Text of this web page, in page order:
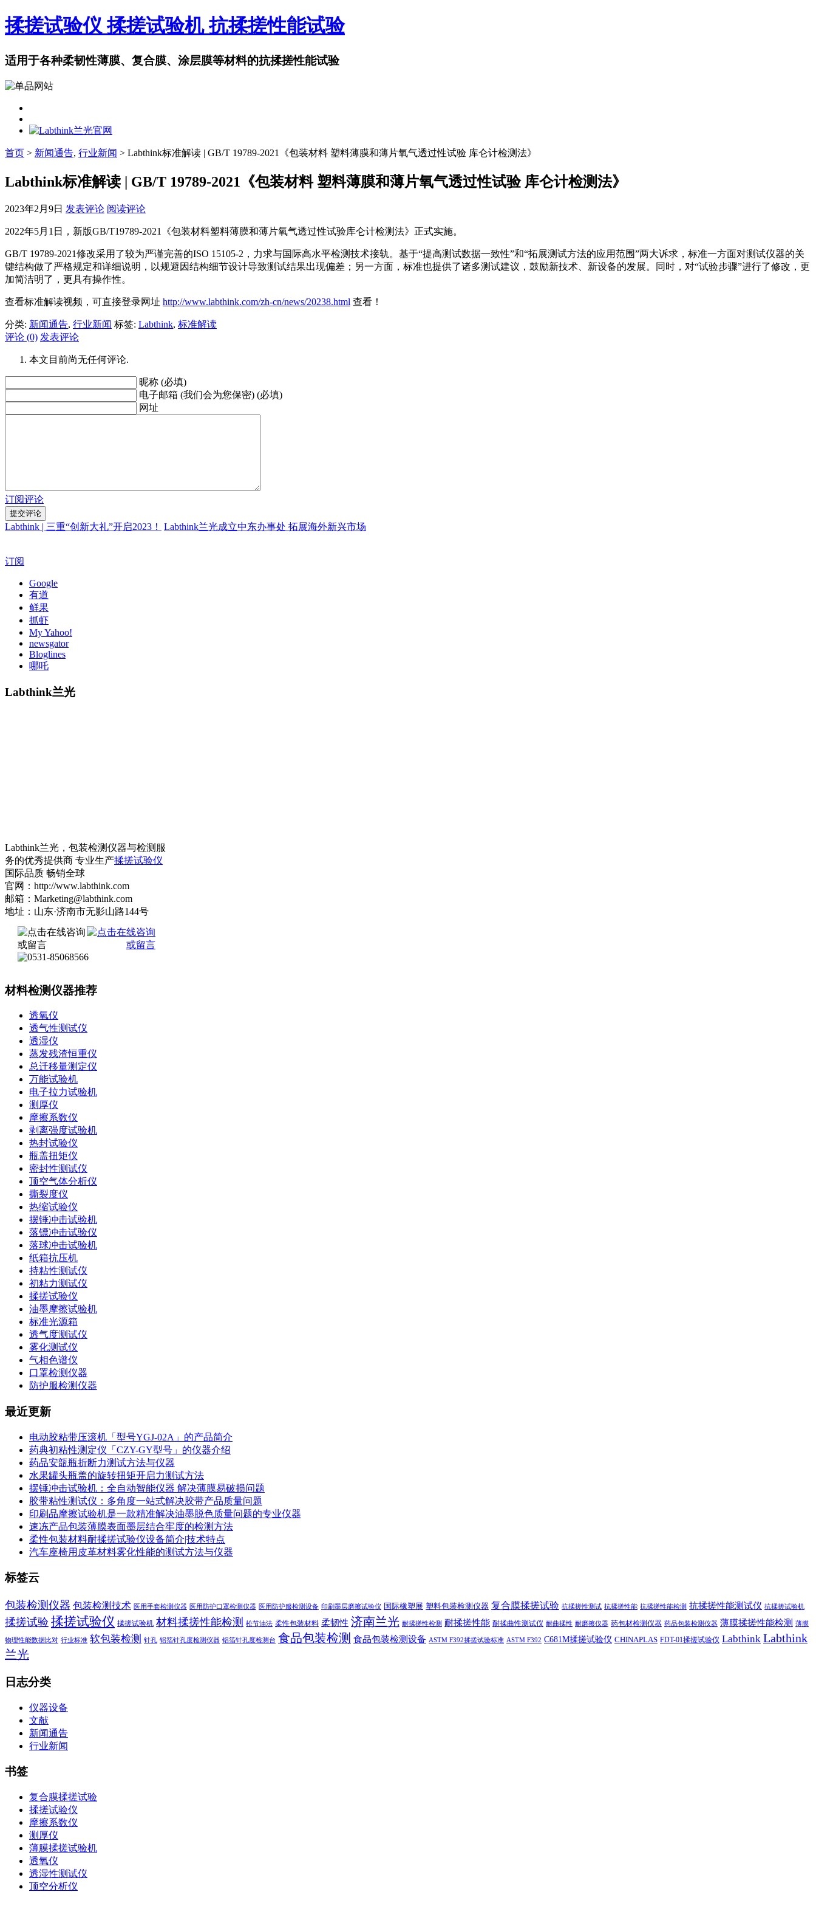
揉搓试验仪 揉搓试验机 抗揉搓性能试验
适用于各种柔韧性薄膜、复合膜、涂层膜等材料的抗揉搓性能试验
首页 > 新闻通告, 行业新闻 > Labthink标准解读 | GB/T 19789-2021《包装材料 塑料薄膜和薄片氧气透过性试验 库仑计检测法》
Labthink标准解读 | GB/T 19789-2021《包装材料 塑料薄膜和薄片氧气透过性试验 库仑计检测法》
2023年2月9日 发表评论 阅读评论
2022年5月1日，新版GB/T19789-2021《包装材料塑料薄膜和薄片氧气透过性试验库仑计检测法》正式实施。
GB/T 19789-2021修改采用了较为严谨完善的ISO 15105-2，力求与国际高水平检测技术接轨。基于“提高测试数据一致性”和“拓展测试方法的应用范围”两大诉求，标准一方面对测试仪器的关
键结构做了严格规定和详细说明，以规避因结构细节设计导致测试结果出现偏差；另一方面，标准也提供了诸多测试建议，鼓励新技术、新设备的发展。同时，对“试验步骤”进行了修改，更
加简洁明了，更具有操作性。
查看标准解读视频，可直接登录网址 http://www.labthink.com/zh-cn/news/20238.html 查看！
分类: 新闻通告, 行业新闻 标签: Labthink, 标准解读
评论 (0) 发表评论
本文目前尚无任何评论.
昵称 (必填)
电子邮箱 (我们会为您保密) (必填)
网址
订阅评论
Labthink | 三重“创新大礼”开启2023！ Labthink兰光成立中东办事处 拓展海外新兴市场
订阅
Google
有道
鲜果
抓虾
My Yahoo!
newsgator
Bloglines
哪吒
Labthink兰光
Labthink兰光，包装检测仪器与检测服
务的优秀提供商 专业生产揉搓试验仪
国际品质 畅销全球
官网：http://www.labthink.com
邮箱：Marketing@labthink.com
地址：山东·济南市无影山路144号
材料检测仪器推荐
透氧仪
透气性测试仪
透湿仪
蒸发残渣恒重仪
总迁移量测定仪
万能试验机
电子拉力试验机
测厚仪
摩擦系数仪
剥离强度试验机
热封试验仪
瓶盖扭矩仪
密封性测试仪
顶空气体分析仪
撕裂度仪
热缩试验仪
摆锤冲击试验机
落镖冲击试验仪
落球冲击试验机
纸箱抗压机
持粘性测试仪
初粘力测试仪
揉搓试验仪
油墨摩擦试验机
标准光源箱
透气度测试仪
雾化测试仪
气相色谱仪
口罩检测仪器
防护服检测仪器
最近更新
电动胶粘带压滚机「型号YGJ-02A」的产品简介
药典初粘性测定仪「CZY-GY型号」的仪器介绍
药品安瓿瓶折断力测试方法与仪器
水果罐头瓶盖的旋转扭矩开启力测试方法
摆锤冲击试验机：全自动智能仪器 解决薄膜易破损问题
胶带粘性测试仪：多角度一站式解决胶带产品质量问题
印刷品摩擦试验机是一款精准解决油墨脱色质量问题的专业仪器
速冻产品包装薄膜表面墨层结合牢度的检测方法
柔性包装材料耐揉搓试验仪设备简介|技术特点
汽车座椅用皮革材料雾化性能的测试方法与仪器
标签云
包装检测仪器 包装检测技术 医用手套检测仪器 医用防护口罩检测仪器 医用防护服检测设备 印刷墨层磨擦试验仪 国际橡塑展 塑料包装检测仪器 复合膜揉搓试验 抗揉搓性测试 抗揉搓性能 抗揉搓性能检测 抗揉搓性能测试仪 抗揉搓试验机
揉搓试验 揉搓试验仪 揉搓试验机 材料揉搓性能检测 松节油法 柔性包装材料 柔韧性 济南兰光 耐揉搓性检测 耐揉搓性能 耐揉曲性测试仪 耐曲揉性 耐磨擦仪器 药包材检测仪器 药品包装检测仪器 薄膜揉搓性能检测 薄膜
物理性能数据比对 行业标准 软包装检测 针孔 铝箔针孔度检测仪器 铝箔针孔度检测台 食品包装检测 食品包装检测设备 ASTM F392揉搓试验标准 ASTM F392 C681M揉搓试验仪 CHINAPLAS FDT-01揉搓试验仪 Labthink Labthink
兰光
日志分类
仪器设备
文献
新闻通告
行业新闻
书签
复合膜揉搓试验
揉搓试验仪
摩擦系数仪
测厚仪
薄膜揉搓试验机
透氧仪
透湿性测试仪
顶空分析仪